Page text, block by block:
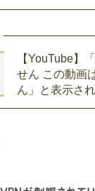
【YouTube】
せん この動画
ん」と表示さ